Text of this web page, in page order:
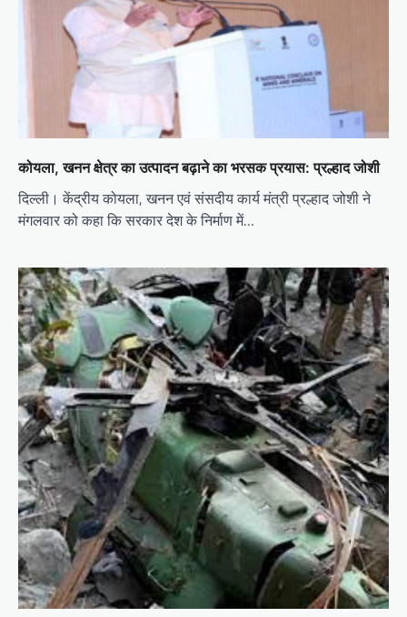
कोयला, खनन क्षेत्र का उत्पादन बढ़ाने का भरसक प्रयास: प्रल्हाद जोशी
दिल्ली। केंद्रीय कोयला, खनन एवं संसदीय कार्य मंत्री प्रल्हाद जोशी ने
मंगलवार को कहा कि सरकार देश के निर्माण में…